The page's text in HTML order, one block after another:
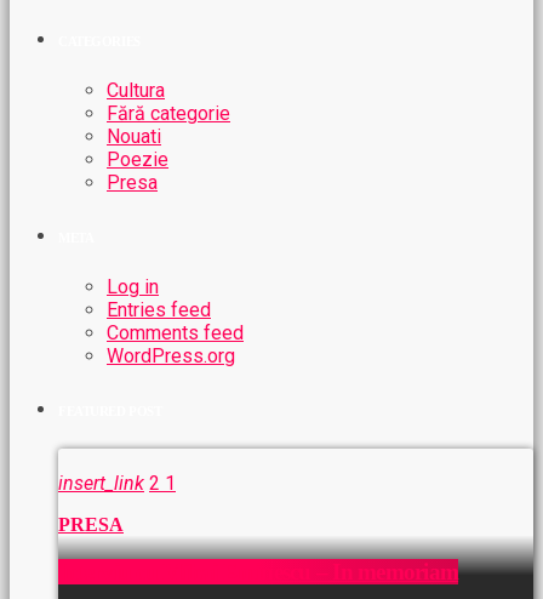
Cultura
Fără categorie
Nouati
Poezie
Presa
Log in
Entries feed
Comments feed
WordPress.org
insert_link 2 1
PRESA
Interviu cu Mihai Eminescu – In memoriam